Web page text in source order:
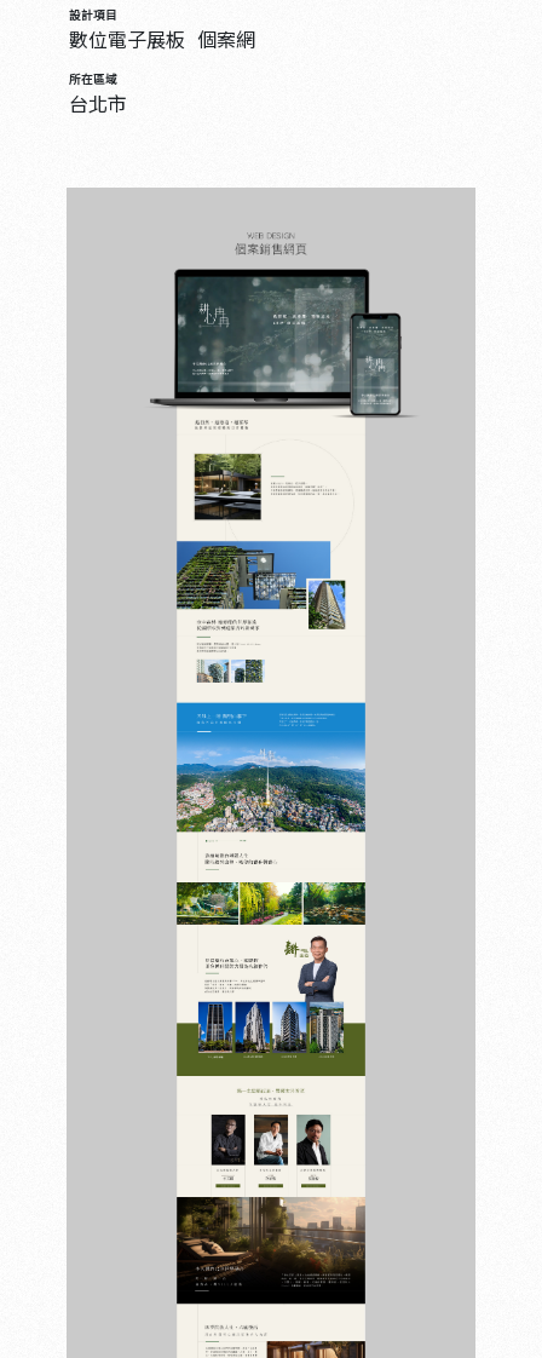
設計項目
數位電子展板 個案網
所在區域
台北市